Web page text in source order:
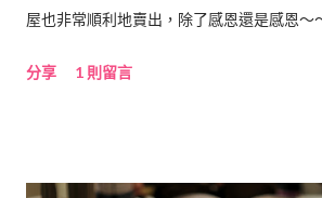
屋也非常順利地賣出，除了感恩還是感恩～
旅遊片段。寄望9月MC開學後吧～～～
分享 1 則留言